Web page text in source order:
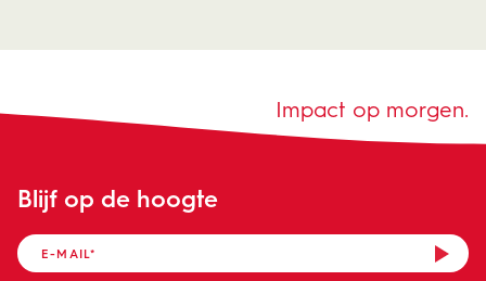
Blijf op de hoogte
Impact op morgen.